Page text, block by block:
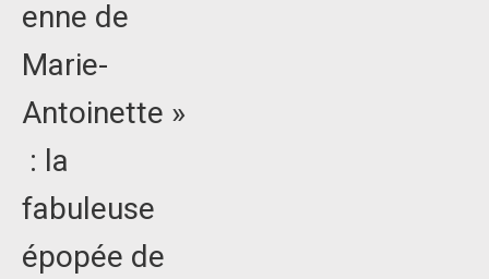
enne de
Marie-
Antoinette »
: la
fabuleuse
épopée de